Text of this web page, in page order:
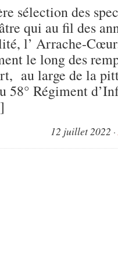
sélection des
qui au fil des
l’ Arrache-
le long des
au large de la
58° Régiment
12 juillet 2022